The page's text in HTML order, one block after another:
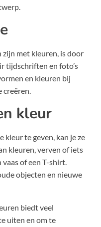
zijn met kleuren, is door
tijdschriften en foto’s
en kleuren bij
creëren.
kleur
kleur te geven, kan je ze
kleuren, verven of iets
vaas of een T-shirt.
objecten en nieuwe
biedt veel
uiten en om te